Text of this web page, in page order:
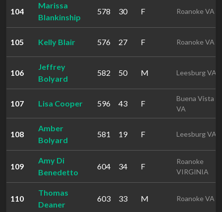
104
Marissa
Blankinship
578 30 F Roanoke VA
105 Kelly Blair 576 27 F Roanoke VA
106
Jeffrey
Bolyard
582 50 M Leesburg VA
107 Lisa Cooper 596 43 F
Buena Vista
VA
108
Amber
Bolyard
581 19 F Leesburg VA
109
Amy Di
Benedetto
604 34 F
Roanoke
VIRGINIA
110
Thomas
Deaner
603 33 M Roanoke VA